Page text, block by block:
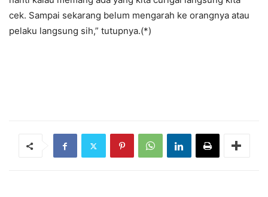
cek. Sampai sekarang belum mengarah ke orangnya atau
pelaku langsung sih,” tutupnya.(*)